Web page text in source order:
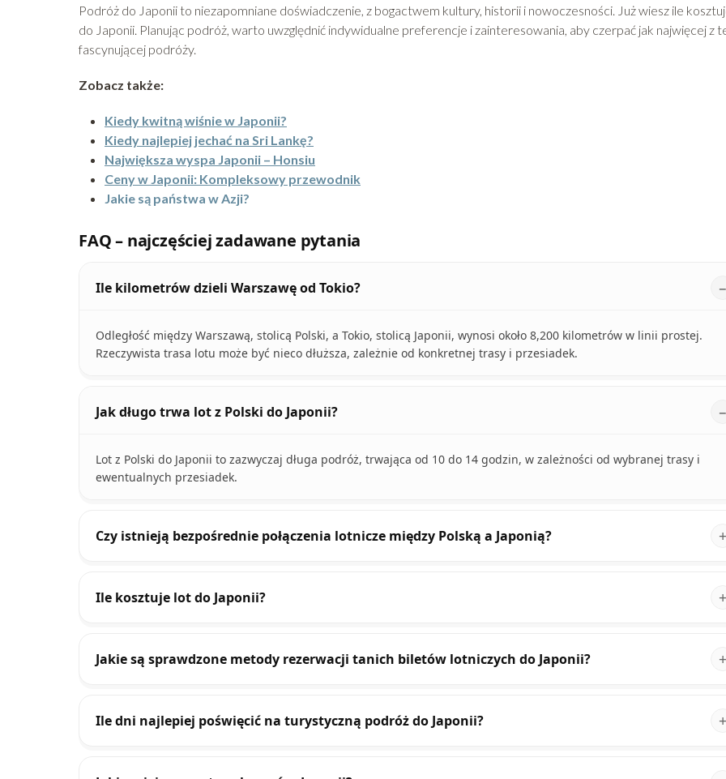
Podróż do Japonii to niezapomniane doświadczenie, z bogactwem kultury, historii i nowoczesności. Już wiesz ile
do Japonii. Planując podróż, warto uwzględnić indywidualne preferencje i zainteresowania, aby czerpać jak najwięcej z
fascynującej podróży.
Zobacz także:
Kiedy kwitną wiśnie w Japonii?
Kiedy najlepiej jechać na Sri Lankę?
Największa wyspa Japonii – Honsiu
Ceny w Japonii: Kompleksowy przewodnik
Jakie są państwa w Azji?
FAQ – najczęściej zadawane pytania
Ile kilometrów dzieli Warszawę od Tokio?
Odległość między Warszawą, stolicą Polski, a Tokio, stolicą Japonii, wynosi około 8,200 kilometrów w linii prostej.
Rzeczywista trasa lotu może być nieco dłuższa, zależnie od konkretnej trasy i przesiadek.
Jak długo trwa lot z Polski do Japonii?
Lot z Polski do Japonii to zazwyczaj długa podróż, trwająca od 10 do 14 godzin, w zależności od wybranej trasy i
ewentualnych przesiadek.
Czy istnieją bezpośrednie połączenia lotnicze między Polską a Japonią?
Ile kosztuje lot do Japonii?
Jakie są sprawdzone metody rezerwacji tanich biletów lotniczych do Japonii?
Ile dni najlepiej poświęcić na turystyczną podróż do Japonii?